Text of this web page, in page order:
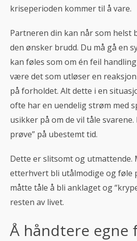
kriseperioden kommer til å vare.
Partneren din kan når som helst
den ønsker brudd. Du må gå en
kan føles som om én feil
være det som utløser en
på forholdet. Alt dette i en
ofte har en uendelig strøm med
usikker på om de vil tåle
prøve” på ubestemt tid.
Dette er slitsomt og utmattende.
etterhvert bli utålmodige og føle
måtte tåle å bli anklaget og
resten av livet.
Å håndtere egne